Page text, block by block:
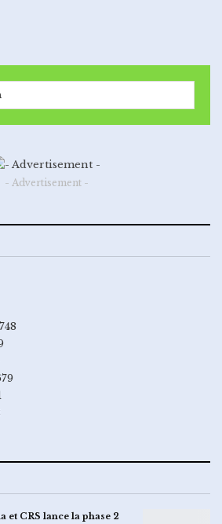
- Advertisement -
et CRS lance la phase 2